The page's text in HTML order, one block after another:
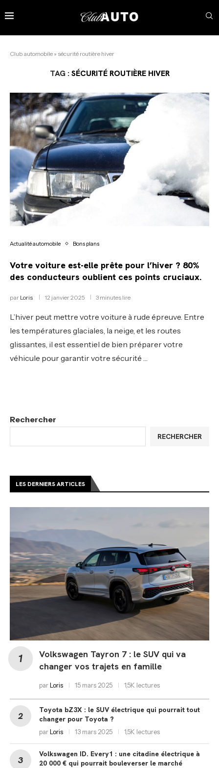
Club automobile » sécurité routière hiver
TAG :SÉCURITÉ ROUTIÈRE HIVER
Actualité automobile Bons plans
Votre voiture est-elle prête pour l’hiver ? 80%
des conducteurs oublient ces points cruciaux.
par Loris 12 janvier 2025 3 minutes lire
L’hiver peut mettre votre voiture à rude épreuve. Entre
les températures glaciales, la neige, et les routes
glissantes, il est essentiel de bien préparer votre
véhicule pour garantir votre sécurité …
Rechercher
RECHERCHER
LES DERNIERS ARTICLES
Volkswagen Tayron 7 : le SUV qui va
changer vos trajets en famille
parLoris 15 mars 2025 1,5K lectures
Toyota bZ3X : le SUV électrique qui pourrait tout
changer pour Toyota ?
parLoris 13 mars 2025 1,5K lectures
Volkswagen ID. Every1 : une citadine électrique à
20 000 € qui pourrait bouleverser le marché